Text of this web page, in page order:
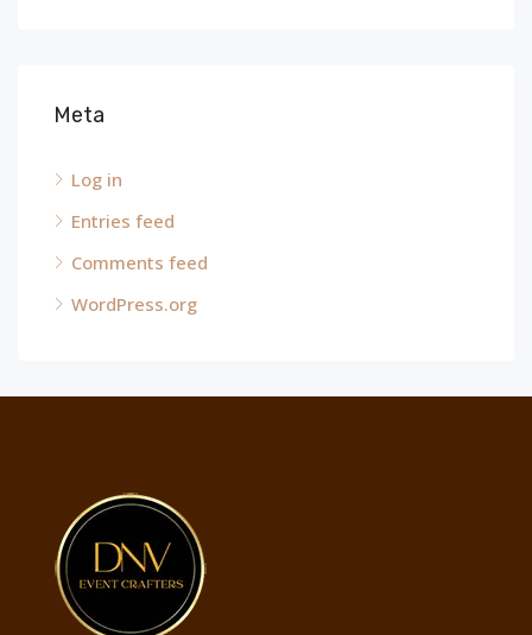
Meta
Log in
Entries feed
Comments feed
WordPress.org